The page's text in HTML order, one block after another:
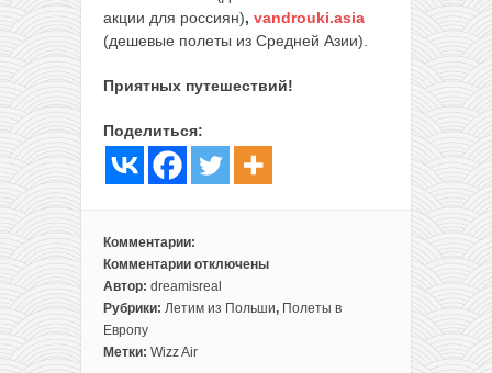
акции для россиян), vandrouki.asia
(дешевые полеты из Средней Азии).
Приятных путешествий!
Поделиться:
Комментарии:
Комментарии
к
записи
Летим
в
отключены
Автор: dreamisreal
Рубрики: Летим из Польши, Полеты в
Европу
Метки: Wizz Air